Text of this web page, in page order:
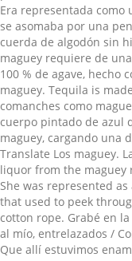
Era representada como
se asomaba por una
cuerda de algodón sin
maguey requiere de
100 % de agave, hecho
maguey. Tequila is
comanches como
cuerpo pintado de azul
maguey, cargando una
Translate Los maguey.
liquor from the maguey
She was represented
that used to peek
cotton rope. Grabé en
al mío, entrelazados /
Que allí estuvimos